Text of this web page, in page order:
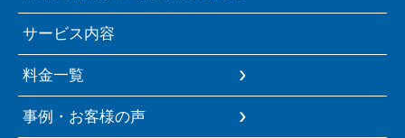
サービス内容
料金一覧
事例・お客様の声